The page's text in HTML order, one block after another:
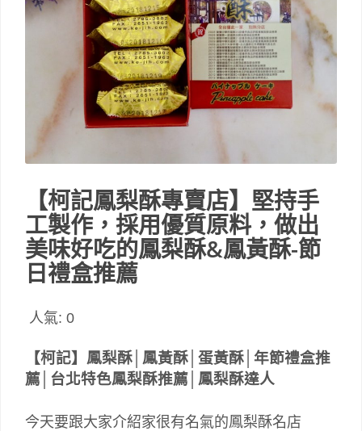
【柯記鳳梨酥專賣店】堅持手
工製作，採用優質原料，做出
美味好吃的鳳梨酥&鳳黃酥-節
日禮盒推薦
人氣: 0
【柯記】鳳梨酥│鳳黃酥│蛋黃酥│年節禮盒推
薦│台北特色鳳梨酥推薦│鳳梨酥達人
今天要跟大家介紹家很有名氣的鳳梨酥名店